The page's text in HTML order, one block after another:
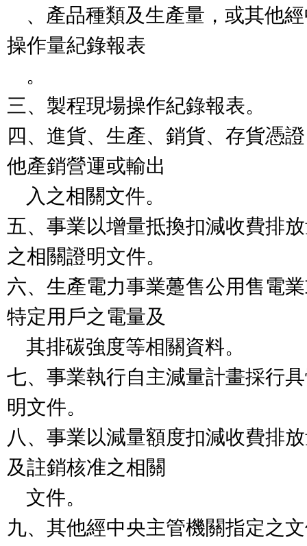
操作量紀錄報表
三、製程現場操作紀錄報表。
四、進貨、生產、銷貨、存貨憑
他產銷營運或輸出
五、事業以增量抵換扣減收費排
之相關證明文件。
六、生產電力事業躉售公用售電
特定用戶之電量及
七、事業執行自主減量計畫採行
明文件。
八、事業以減量額度扣減收費排
及註銷核准之相關
九、其他經中央主管機關指定之